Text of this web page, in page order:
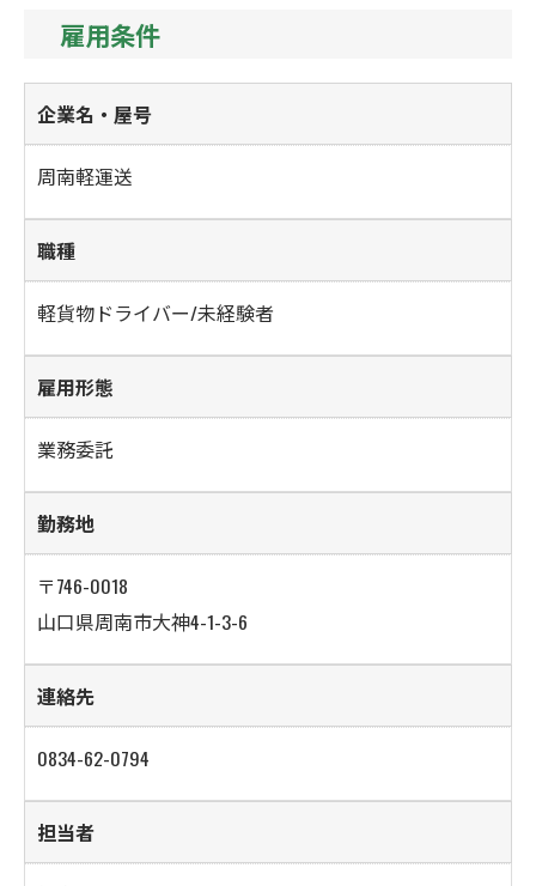
雇用条件
企業名・屋号
周南軽運送
職種
軽貨物ドライバー/未経験者
雇用形態
業務委託
勤務地
〒746-0018
山口県周南市大神4-1-3-6
連絡先
0834-62-0794
担当者